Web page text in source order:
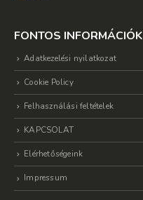
FONTOS INFORMÁCIÓK
Adatkezelési nyilatkozat
Cookie Policy
Felhasználási feltételek
KAPCSOLAT
Elérhetőségeink
Impressum